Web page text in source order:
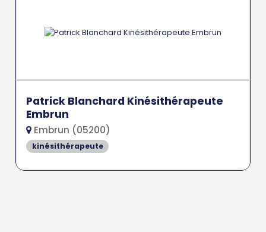
Patrick Blanchard Kinésithérapeute
Embrun
Embrun (05200)
kinésithérapeute